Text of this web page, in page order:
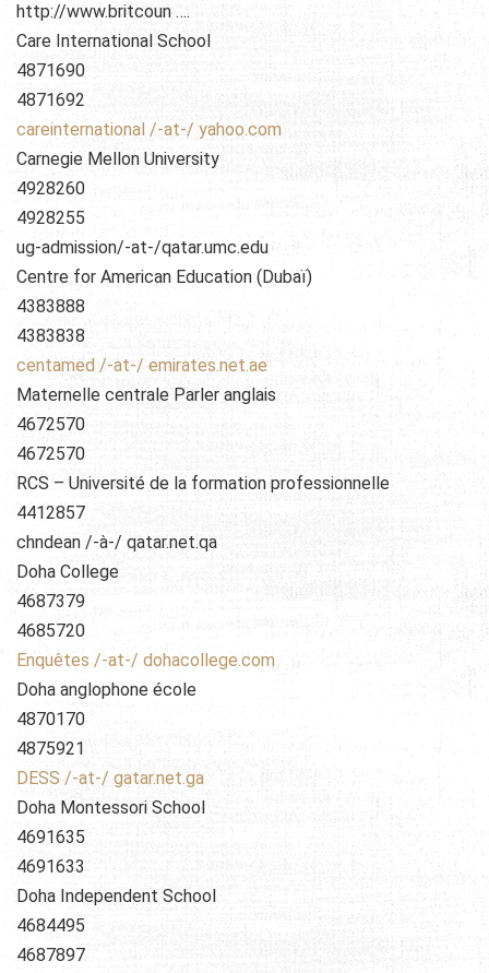
http://www.britcoun ….
Care International School
4871690
4871692
careinternational /-at-/ yahoo.com
Carnegie Mellon University
4928260
4928255
ug-admission/-at-/qatar.umc.edu
Centre for American Education (Dubaï)
4383888
4383838
centamed /-at-/ emirates.net.ae
Maternelle centrale Parler anglais
4672570
4672570
RCS – Université de la formation professionnelle
4412857
chndean /-à-/ qatar.net.qa
Doha College
4687379
4685720
Enquêtes /-at-/ dohacollege.com
Doha anglophone école
4870170
4875921
DESS /-at-/ gatar.net.ga
Doha Montessori School
4691635
4691633
Doha Independent School
4684495
4687897